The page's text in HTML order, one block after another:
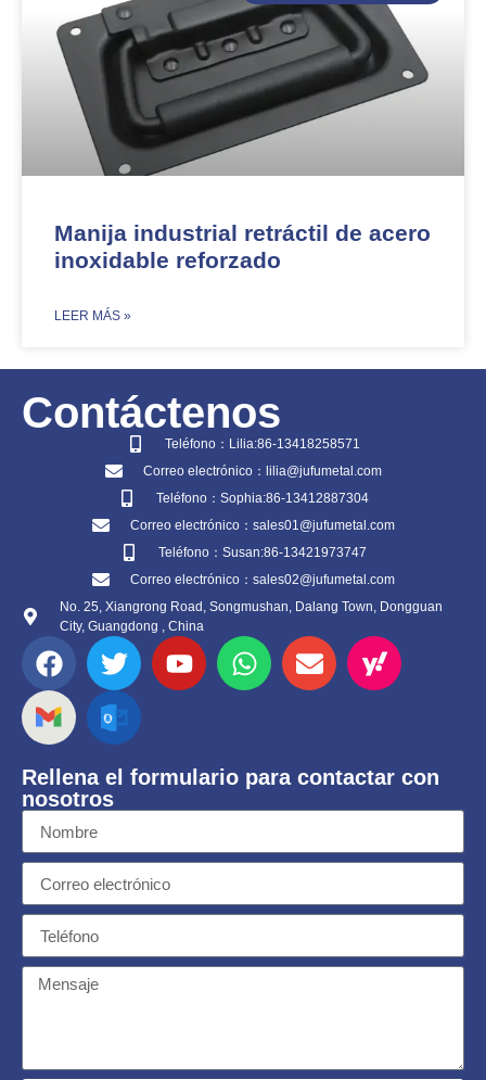
Manija industrial retráctil de acero
inoxidable reforzado
​LEER MÁS »
Contáctenos
Teléfono：Lilia:86-13418258571
Correo electrónico：lilia@jufumetal.com
Teléfono：Sophia:86-13412887304
Correo electrónico：sales01@jufumetal.com
Teléfono：Susan:86-13421973747
Correo electrónico：sales02@jufumetal.com
No. 25, Xiangrong Road, Songmushan, Dalang Town, Dongguan
City, Guangdong , China
Rellena el formulario para contactar con
nosotros